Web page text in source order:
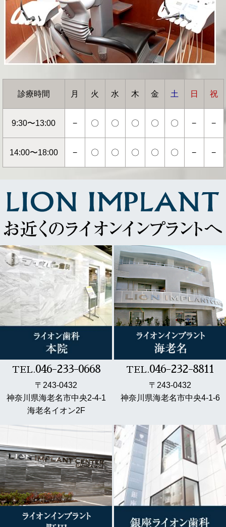
診療時間 月 火 水 木 金 土 日 祝
9:30〜13:00 − 〇 〇 〇 〇 〇 − −
14:00〜18:00 − 〇 〇 〇 〇 〇 − −
TEL.046-233-0668
〒243-0432
神奈川県海老名市中央2-4-1
海老名イオン2F
TEL.046-232-8811
〒243-0432
神奈川県海老名市中央4-1-6